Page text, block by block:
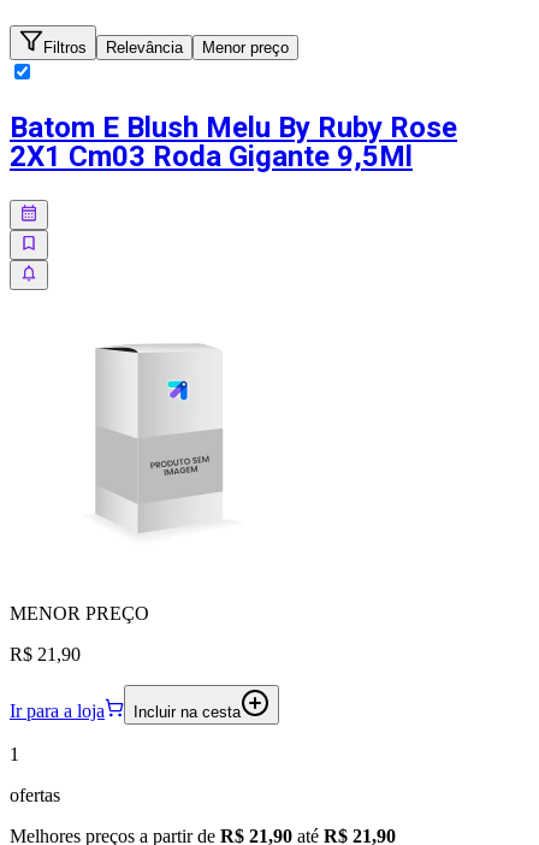
Filtros Relevância Menor preço
Batom E Blush Melu By Ruby Rose
2X1 Cm03 Roda Gigante 9,5Ml
MENOR PREÇO
R$ 21,90
Ir para a loja Incluir na cesta
1
ofertas
Melhores preços a partir de R$ 21,90 até R$ 21,90